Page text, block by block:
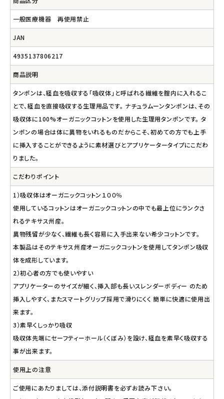
一般医療機器 再使用禁止
JAN
4935137806217
商品説明
タンポンは、経血を吸収する「吸収体」と呼ばれる繊維を腟内に入れるこ
とで、経血を直接吸収する生理用品です。 ナチュラムーンタンポンは、その
吸収体に100%オーガニックコットンを使用した生理用タンポンです。 タ
ンポンの場合は体に異物をいれるものだからこそ、初めての方でも上手
に挿入することができるように素材選びとアプリケータータイプにこだわ
りました。
こだわりポイント
1）吸収体はオーガニックコットン１００％
使用しているコットンはオーガニックコットンの中でも最上位にランクさ
れるテキサス州産。
異物残留が少なく、繊維も長く容易に入手出来ない希少コットンです。
本製品はそのテキサス州産オーガニックコットンを使用してタンポン吸収
体を成形しています。
2）初心者の方でも使いやすい
アプリケーターのサイズが細く、挿入部も長いスレンダーボディー のため
挿入しやすく、またスマートグリップ採用で滑りにくく 簡単に快適に使用出
来ます。
3）素早くしっかり吸収
吸収体先端にセーフティーホール（くぼみ）を設け、経血を素早く吸収する
事が出来ます。
使用上の注意
ご使用にあたりましては、添付説明書を必ずお読み下さい。